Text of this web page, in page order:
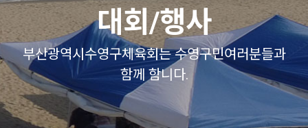
열기
열기
열기
열기
대회/행사
부산광역시수영구체육회는 수영구민여러분들과
함께 함니다.